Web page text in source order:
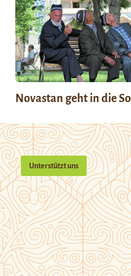
Novastan geht in die
Unterstützt uns